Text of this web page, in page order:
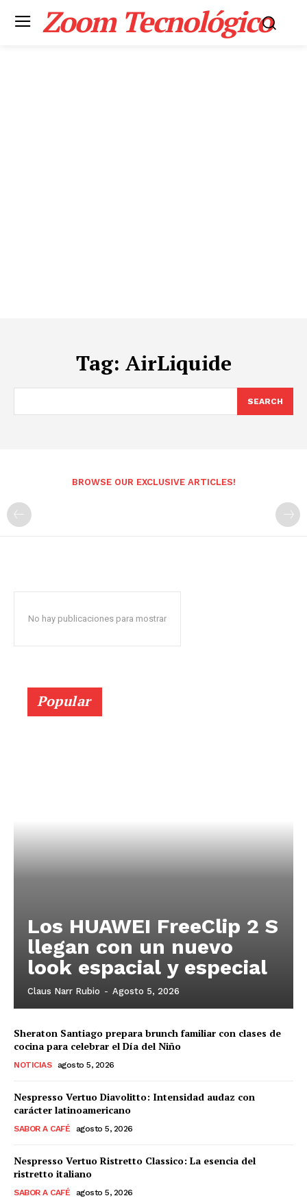
Zoom Tecnológico
Tag: AirLiquide
SEARCH
BROWSE OUR EXCLUSIVE ARTICLES!
No hay publicaciones para mostrar
Popular
Los HUAWEI FreeClip 2 S
llegan con un nuevo
look espacial y especial
Claus Narr Rubio - Agosto 5, 2026
Sheraton Santiago prepara brunch familiar con clases de
cocina para celebrar el Día del Niño
NOTICIAS agosto 5, 2026
Nespresso Vertuo Diavolitto: Intensidad audaz con
carácter latinoamericano
SABOR A CAFÉ agosto 5, 2026
Nespresso Vertuo Ristretto Classico: La esencia del
ristretto italiano
SABOR A CAFÉ agosto 5, 2026